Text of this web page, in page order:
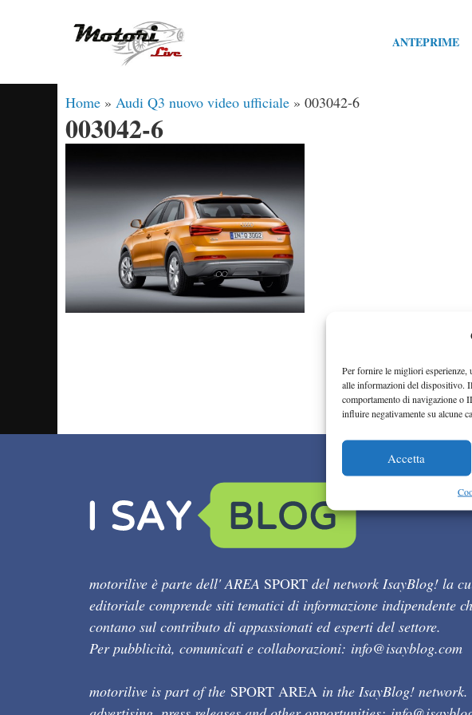
Per fornire le migliori esperienze,
alle informazioni del dispositivo.
comportamento di navigazione o
influire negativamente su alcune
Accetta
ANTEPRIME
Home » Audi Q3 nuovo video ufficiale » 003042-6
003042-6
motorilive è parte dell' AREA SPORT del network IsayBlog! la
editoriale comprende siti tematici di informazione indipendente
contano sul contributo di appassionati ed esperti del settore.
Per pubblicità, comunicati e collaborazioni: info@isayblog.com
motorilive is part of the SPORT AREA in the IsayBlog!